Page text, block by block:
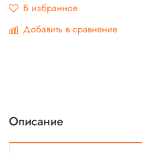
В избранное
Добавить в сравнение
Описание